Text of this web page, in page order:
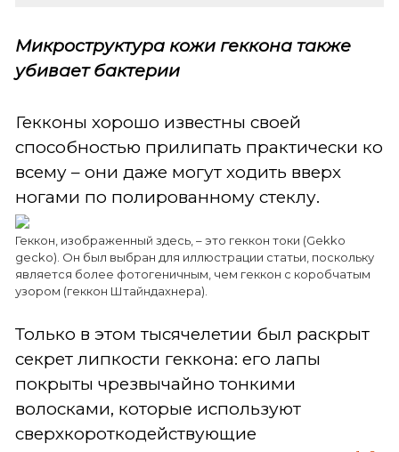
Микроструктура кожи геккона также
убивает бактерии
Гекконы хорошо известны своей
способностью прилипать практически ко
всему – они даже могут ходить вверх
ногами по полированному стеклу.
Геккон, изображенный здесь, – это геккон токи (Gekko
gecko). Он был выбран для иллюстрации статьи, поскольку
является более фотогеничным, чем геккон с коробчатым
узором (геккон Штайндахнера).
Только в этом тысячелетии был раскрыт
секрет липкости геккона: его лапы
покрыты чрезвычайно тонкими
волосками, которые используют
сверхкороткодействующие